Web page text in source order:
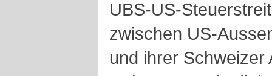
UBS-US-
zwischen US-
und ihrer Schweizer